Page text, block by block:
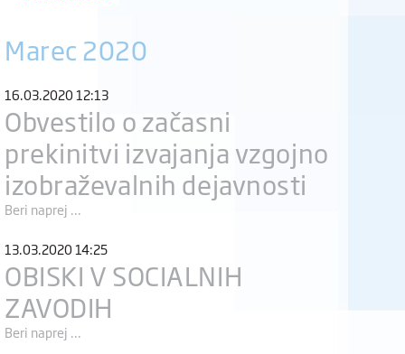
Marec 2020
16.03.2020 12:13
Obvestilo o začasni
prekinitvi izvajanja vzgojno
izobraževalnih dejavnosti
Beri naprej ...
13.03.2020 14:25
OBISKI V SOCIALNIH
ZAVODIH
Beri naprej ...